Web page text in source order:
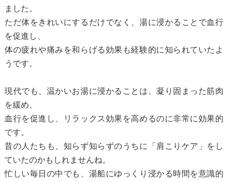
ました。
ただ体をきれいにするだけでなく、湯に浸かることで血行
を促進し、
体の疲れや痛みを和らげる効果も経験的に知られていたよ
うです。
現代でも、温かいお湯に浸かることは、凝り固まった筋肉
を緩め、
血行を促進し、リラックス効果を高めるのに非常に効果的
です。
昔の人たちも、知らず知らずのうちに「肩こりケア」をし
ていたのかもしれませんね。
忙しい毎日の中でも、湯船にゆっくり浸かる時間を意識的